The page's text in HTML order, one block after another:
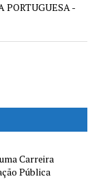
PORTUGUESA -
Carreira
Pública